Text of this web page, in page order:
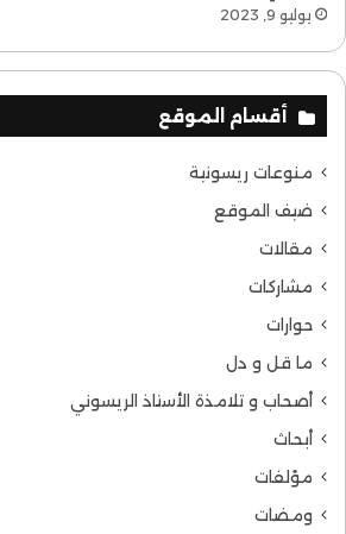
يوليو 9, 2023
أقسام الموقع
منوعات ريسونية
ضيف الموقع
مقالات
مشاركات
حوارات
ما قل و دل
أصحاب و تلامذة الأستاذ الريسوني
أبحاث
مؤلفات
ومضات